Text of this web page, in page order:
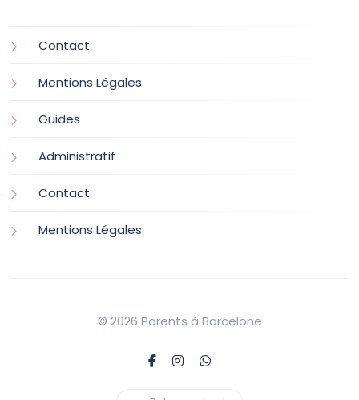
Contact
Mentions Légales
Guides
Administratif
Contact
Mentions Légales
© 2026 Parents à Barcelone